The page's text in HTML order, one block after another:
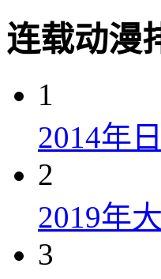
连载动漫
1
2014年
2
2019年
3